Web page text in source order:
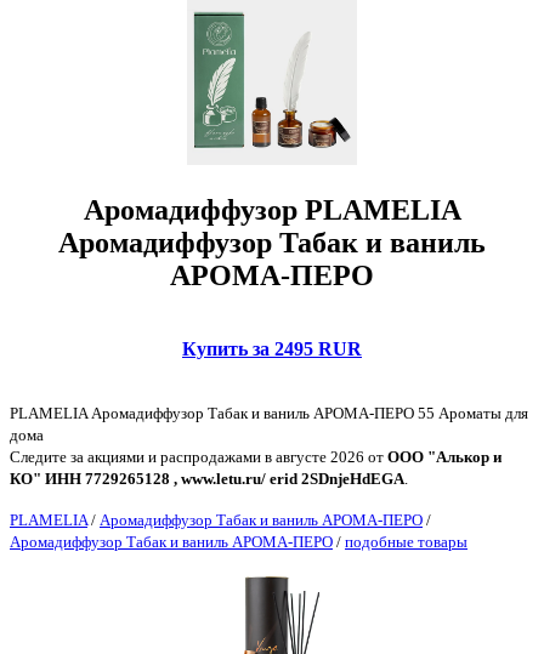
Аромадиффузор PLAMELIA
Аромадиффузор Табак и ваниль
АРОМА-ПЕРО
Купить за 2495 RUR
PLAMELIA Аромадиффузор Табак и ваниль АРОМА-ПЕРО 55 Ароматы для
дома
Следите за акциями и распродажами в августе 2026 от ООО "Алькор и
КО" ИНН 7729265128 , www.letu.ru/ erid 2SDnjeHdEGA
PLAMELIA / Аромадиффузор Табак и ваниль АРОМА-ПЕРО /
Аромадиффузор Табак и ваниль АРОМА-ПЕРО / подобные товары